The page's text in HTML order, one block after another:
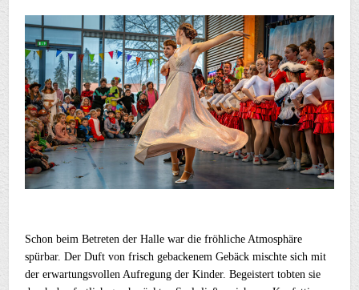
Schon beim Betreten der Halle war die fröhliche Atmosphäre
spürbar. Der Duft von frisch gebackenem Gebäck mischte sich mit
der erwartungsvollen Aufregung der Kinder. Begeistert tobten sie